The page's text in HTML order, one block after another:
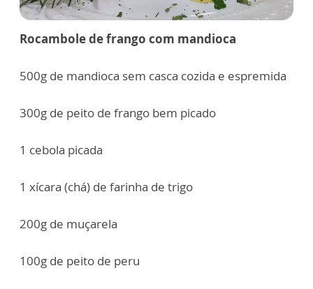
Rocambole de frango com mandioca
500g de mandioca sem casca cozida e espremida
300g de peito de frango bem picado
1 cebola picada
1 xícara (chá) de farinha de trigo
200g de muçarela
100g de peito de peru